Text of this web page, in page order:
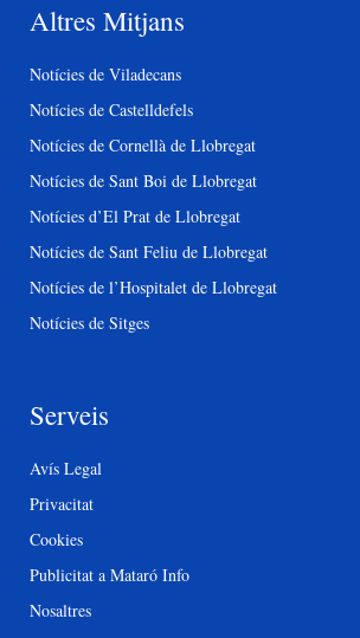
Altres Mitjans
Notícies de Viladecans
Notícies de Castelldefels
Notícies de Cornellà de Llobregat
Notícies de Sant Boi de Llobregat
Notícies d’El Prat de Llobregat
Notícies de Sant Feliu de Llobregat
Notícies de l’Hospitalet de Llobregat
Notícies de Sitges
Serveis
Avís Legal
Privacitat
Cookies
Publicitat a Mataró Info
Nosaltres